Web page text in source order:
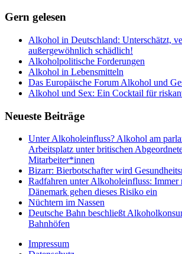
Gern gelesen
Alkohol in Deutschland: Unterschätzt,
außergewöhnlich schädlich!
Alkoholpolitische Forderungen
Alkohol in Lebensmitteln
Das Europäische Forum Alkohol und
Alkohol und Sex: Ein Cocktail für
Neueste Beiträge
Unter Alkoholeinfluss? Alkohol am
Arbeitsplatz unter britischen
Mitarbeiter*innen
Bizarr: Bierbotschafter wird
Radfahren unter Alkoholeinfluss: Immer
Dänemark gehen dieses Risiko ein
Nüchtern im Nassen
Deutsche Bahn beschließt
Bahnhöfen
Impressum